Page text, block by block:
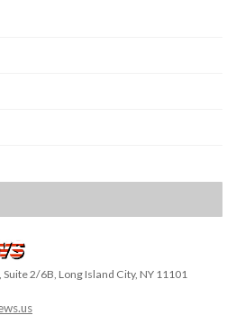
2/6B, Long Island City, NY 11101